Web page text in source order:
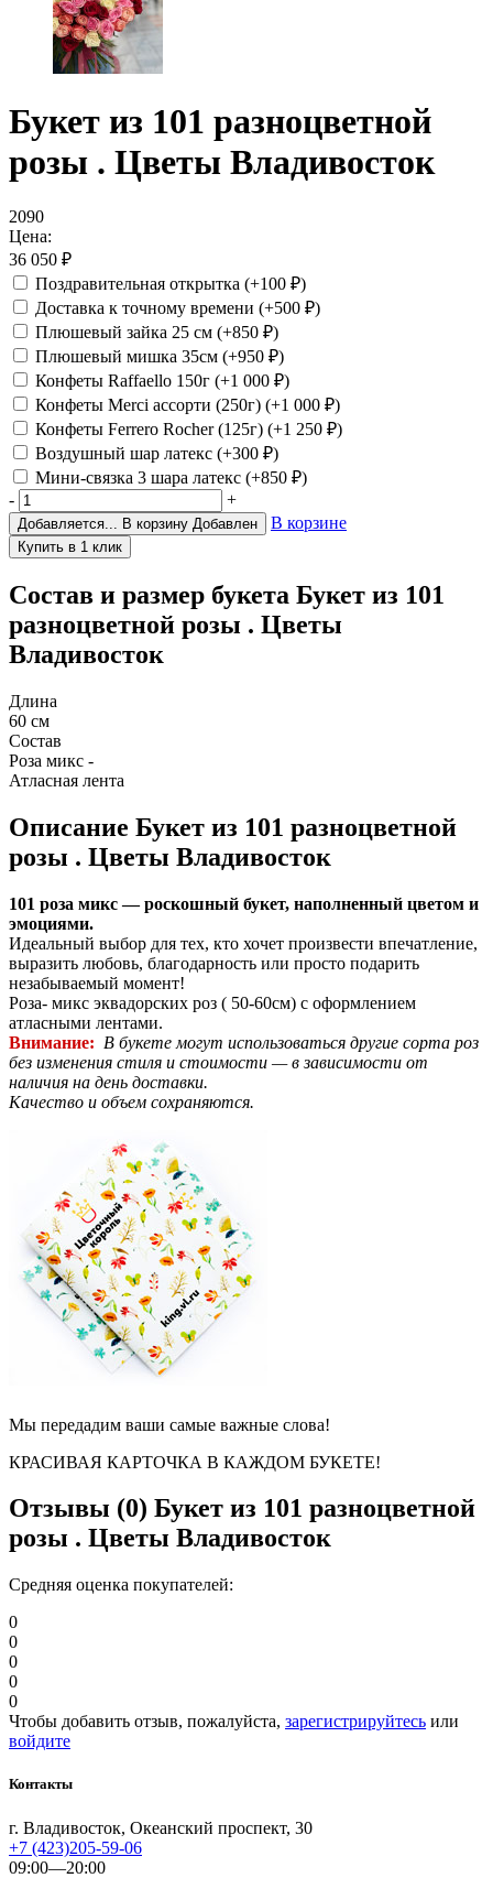
Букет из 101 разноцветной
розы . Цветы Владивосток
2090
Цена:
36 050 ₽
Поздравительная открытка (+100 ₽)
Доставка к точному времени (+500 ₽)
Плюшевый зайка 25 см (+850 ₽)
Плюшевый мишка 35см (+950 ₽)
Конфеты Raffaello 150г (+1 000 ₽)
Конфеты Merci ассорти (250г) (+1 000 ₽)
Конфеты Ferrero Rocher (125г) (+1 250 ₽)
Воздушный шар латекс (+300 ₽)
Мини-связка 3 шара латекс (+850 ₽)
-
+
Добавляется... В корзину Добавлен В корзине
Состав и размер букета Букет из 101
разноцветной розы . Цветы
Владивосток
Длина
60 см
Состав
Роза микс -
Атласная лента
Описание Букет из 101 разноцветной
розы . Цветы Владивосток
101 роза микс — роскошный букет, наполненный цветом и
эмоциями.
Идеальный выбор для тех, кто хочет произвести впечатление,
выразить любовь, благодарность или просто подарить
незабываемый момент!
Роза- микс эквадорских роз ( 50-60см) с оформлением
атласными лентами.
Внимание: В букете могут использоваться другие сорта роз
без изменения стиля и стоимости — в зависимости от
наличия на день доставки.
Качество и объем сохраняются.
Мы передадим ваши самые важные слова!
КРАСИВАЯ КАРТОЧКА В КАЖДОМ БУКЕТЕ!
Отзывы (0) Букет из 101 разноцветной
розы . Цветы Владивосток
Средняя оценка покупателей:
0
0
0
0
0
Чтобы добавить отзыв, пожалуйста, зарегистрируйтесь или
войдите
Контакты
г. Владивосток, Океанский проспект, 30
+7 (423)205-59-06
09:00—20:00